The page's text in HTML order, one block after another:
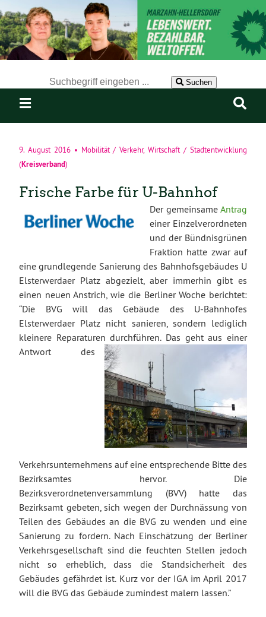
Suchen
9. August 2016• Mobilität / Verkehr,Wirtschaft / Stadtentwicklung
(Kreisverband)
Frische Farbe für U-Bahnhof
Der gemeinsame Antrag
einer Einzelverordneten
und der Bündnisgrünen
Fraktion hatte zwar auf
eine grundlegende Sanierung des Bahnhofsgebäudes U
Elsterwerdaer Platz abgezielt, aber immerhin gibt es
einen neuen Anstrich, wie die Berliner Woche berichtet:
“Die BVG will das Gebäude des U-Bahnhofes
Elsterwerdaer Platz nicht sanieren, sondern lediglich
kleinere Reparaturen durchführen. Das geht aus einer
Antwort des
Verkehrsunternehmens auf eine entsprechende Bitte des
Bezirksamtes hervor. Die
Bezirksverordnetenversammlung (BVV) hatte das
Bezirksamt gebeten, sich wegen der Durchnässung von
Teilen des Gebäudes an die BVG zu wenden und eine
Sanierung zu fordern. Nach Einschätzung der Berliner
Verkehrsgesellschaft sind die feuchten Stellen jedoch
nicht so erheblich, dass die Standsicherheit des
Gebäudes gefährdet ist. Kurz vor der IGA im April 2017
will die BVG das Gebäude zumindest malern lassen.”